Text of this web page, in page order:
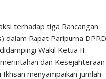
terhadap tiga Rancangan
dalam Rapat Paripurna DPRD
Wakil Ketua II
dan Kesejahteraan
menyampaikan jumlah